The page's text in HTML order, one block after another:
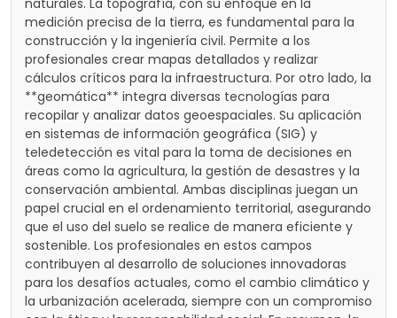
naturales. La topografía, con su enfoque en la
medición precisa de la tierra, es fundamental para la
construcción y la ingeniería civil. Permite a los
profesionales crear mapas detallados y realizar
cálculos críticos para la infraestructura. Por otro lado, la
**geomática** integra diversas tecnologías para
recopilar y analizar datos geoespaciales. Su aplicación
en sistemas de información geográfica (SIG) y
teledetección es vital para la toma de decisiones en
áreas como la agricultura, la gestión de desastres y la
conservación ambiental. Ambas disciplinas juegan un
papel crucial en el ordenamiento territorial, asegurando
que el uso del suelo se realice de manera eficiente y
sostenible. Los profesionales en estos campos
contribuyen al desarrollo de soluciones innovadoras
para los desafíos actuales, como el cambio climático y
la urbanización acelerada, siempre con un compromiso